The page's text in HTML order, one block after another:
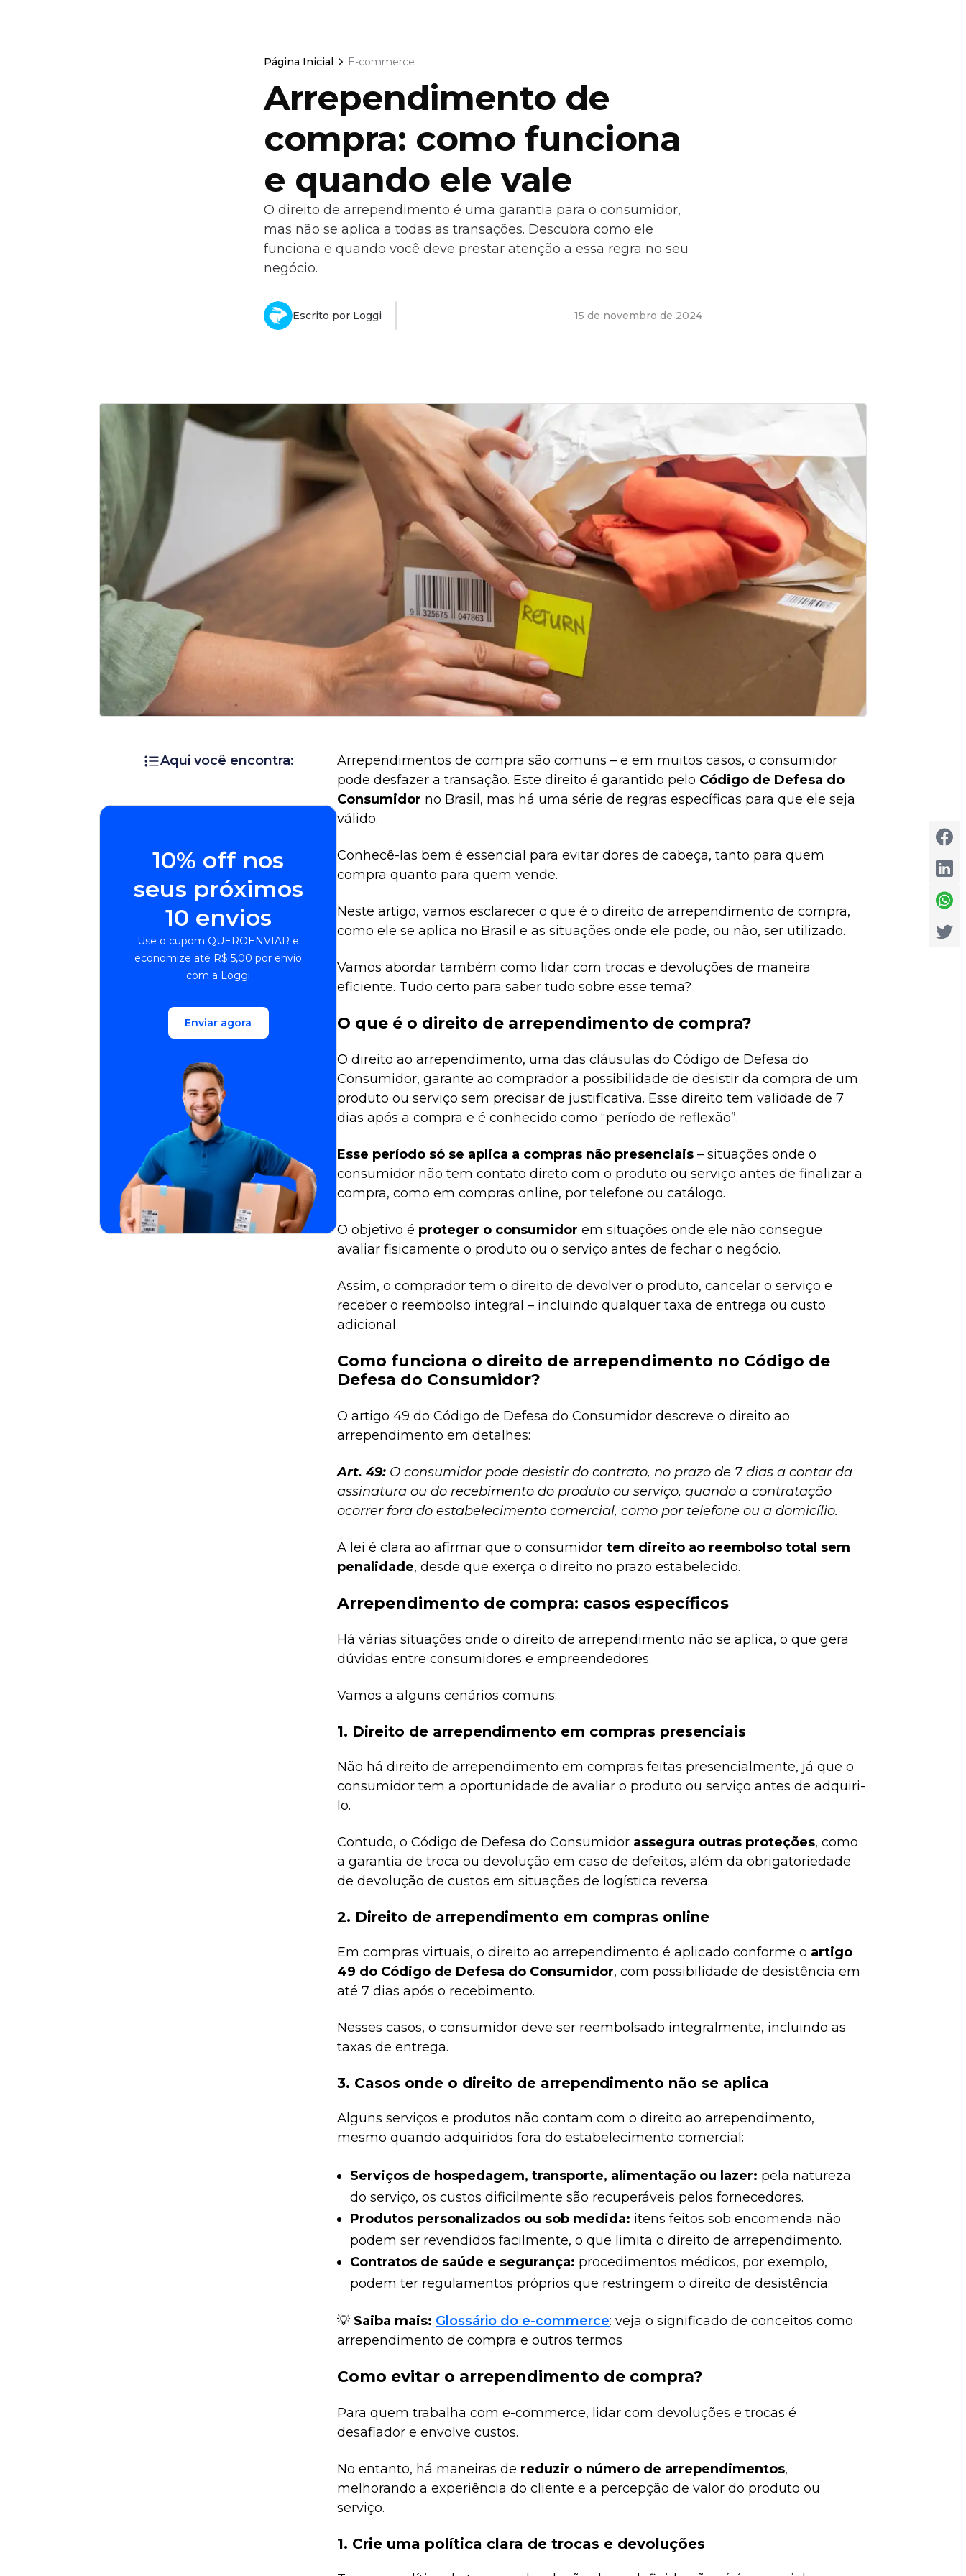
Página Inicial E-commerce
Arrependimento de
compra: como funciona
e quando ele vale
O direito de arrependimento é uma garantia para o consumidor,
mas não se aplica a todas as transações. Descubra como ele
funciona e quando você deve prestar atenção a essa regra no seu
negócio.
Escrito por Loggi 15 de novembro de 2024
Aqui você encontra:
10% off nos
seus próximos
10 envios
Use o cupom QUEROENVIAR e
economize até R$ 5,00 por envio
com a Loggi
Enviar agora
Arrependimentos de compra são comuns – e em muitos casos, o consumidor
pode desfazer a transação. Este direito é garantido pelo Código de Defesa do
Consumidor no Brasil, mas há uma série de regras específicas para que ele seja
válido.
Conhecê-las bem é essencial para evitar dores de cabeça, tanto para quem
compra quanto para quem vende.
Neste artigo, vamos esclarecer o que é o direito de arrependimento de compra,
como ele se aplica no Brasil e as situações onde ele pode, ou não, ser utilizado.
Vamos abordar também como lidar com trocas e devoluções de maneira
eficiente. Tudo certo para saber tudo sobre esse tema?
O que é o direito de arrependimento de compra?
O direito ao arrependimento, uma das cláusulas do Código de Defesa do
Consumidor, garante ao comprador a possibilidade de desistir da compra de um
produto ou serviço sem precisar de justificativa. Esse direito tem validade de 7
dias após a compra e é conhecido como “período de reflexão”.
Esse período só se aplica a compras não presenciais – situações onde o
consumidor não tem contato direto com o produto ou serviço antes de finalizar a
compra, como em compras online, por telefone ou catálogo.
O objetivo é proteger o consumidor em situações onde ele não consegue
avaliar fisicamente o produto ou o serviço antes de fechar o negócio.
Assim, o comprador tem o direito de devolver o produto, cancelar o serviço e
receber o reembolso integral – incluindo qualquer taxa de entrega ou custo
adicional.
Como funciona o direito de arrependimento no Código de
Defesa do Consumidor?
O artigo 49 do Código de Defesa do Consumidor descreve o direito ao
arrependimento em detalhes:
Art. 49: O consumidor pode desistir do contrato, no prazo de 7 dias a contar da
assinatura ou do recebimento do produto ou serviço, quando a contratação
ocorrer fora do estabelecimento comercial, como por telefone ou a domicílio.
A lei é clara ao afirmar que o consumidor tem direito ao reembolso total sem
penalidade, desde que exerça o direito no prazo estabelecido.
Arrependimento de compra: casos específicos
Há várias situações onde o direito de arrependimento não se aplica, o que gera
dúvidas entre consumidores e empreendedores.
Vamos a alguns cenários comuns:
1. Direito de arrependimento em compras presenciais
Não há direito de arrependimento em compras feitas presencialmente, já que o
consumidor tem a oportunidade de avaliar o produto ou serviço antes de adquiri-
lo.
Contudo, o Código de Defesa do Consumidor assegura outras proteções, como
a garantia de troca ou devolução em caso de defeitos, além da obrigatoriedade
de devolução de custos em situações de logística reversa.
2. Direito de arrependimento em compras online
Em compras virtuais, o direito ao arrependimento é aplicado conforme o artigo
49 do Código de Defesa do Consumidor, com possibilidade de desistência em
até 7 dias após o recebimento.
Nesses casos, o consumidor deve ser reembolsado integralmente, incluindo as
taxas de entrega.
3. Casos onde o direito de arrependimento não se aplica
Alguns serviços e produtos não contam com o direito ao arrependimento,
mesmo quando adquiridos fora do estabelecimento comercial:
Serviços de hospedagem, transporte, alimentação ou lazer: pela natureza
do serviço, os custos dificilmente são recuperáveis pelos fornecedores.
Produtos personalizados ou sob medida: itens feitos sob encomenda não
podem ser revendidos facilmente, o que limita o direito de arrependimento.
Contratos de saúde e segurança: procedimentos médicos, por exemplo,
podem ter regulamentos próprios que restringem o direito de desistência.
💡 Saiba mais: Glossário do e-commerce: veja o significado de conceitos como
arrependimento de compra e outros termos
Como evitar o arrependimento de compra?
Para quem trabalha com e-commerce, lidar com devoluções e trocas é
desafiador e envolve custos.
No entanto, há maneiras de reduzir o número de arrependimentos,
melhorando a experiência do cliente e a percepção de valor do produto ou
serviço.
1. Crie uma política clara de trocas e devoluções